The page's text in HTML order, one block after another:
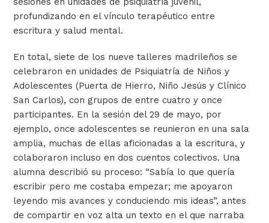
profundizando en el vínculo terapéutico entre
escritura y salud mental.
En total, siete de los nueve talleres madrileños se
celebraron en unidades de Psiquiatría de Niños y
Adolescentes (Puerta de Hierro, Niño Jesús y Clínico
San Carlos), con grupos de entre cuatro y once
participantes. En la sesión del 29 de mayo, por
ejemplo, once adolescentes se reunieron en una sala
amplia, muchas de ellas aficionadas a la escritura, y
colaboraron incluso en dos cuentos colectivos. Una
alumna describió su proceso: “Sabía lo que quería
escribir pero me costaba empezar; me apoyaron
leyendo mis avances y conduciendo mis ideas”, antes
de compartir en voz alta un texto en el que narraba